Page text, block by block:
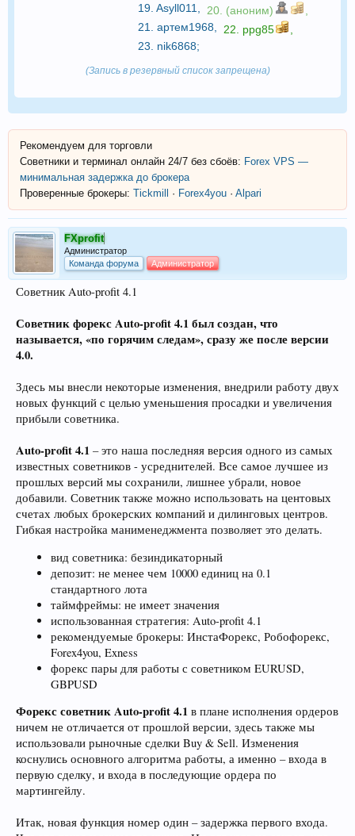
19. Asyll011 20. (аноним)
21. артем1968 22. ppg85
23. nik6868;
(Запись в резервный список запрещена)
Рекомендуем для торговли
Советники и терминал онлайн 24/7 без сбоёв: Forex VPS —
минимальная задержка до брокера
Проверенные брокеры: Tickmill · Forex4you · Alpari
FXprofit
Администратор
Команда форума
Администратор
Советник Auto-profit 4.1
Советник форекс Auto-profit 4.1 был создан, что
называется, «по горячим следам», сразу же после версии
4.0.
Здесь мы внесли некоторые изменения, внедрили работу двух
новых функций с целью уменьшения просадки и увеличения
прибыли советника.
Auto-profit 4.1 – это наша последняя версия одного из самых
известных советников - усреднителей. Все самое лучшее из
прошлых версий мы сохранили, лишнее убрали, новое
добавили. Советник также можно использовать на центовых
счетах любых брокерских компаний и дилинговых центров.
Гибкая настройка манименеджмента позволяет это делать.
вид советника: безиндикаторный
депозит: не менее чем 10000 единиц на 0.1
стандартного лота
таймфреймы: не имеет значения
использованная стратегия: Auto-profit 4.1
рекомендуемые брокеры: ИнстаФорекс, Робофорекс,
Forex4you, Exness
форекс пары для работы с советником EURUSD,
GBPUSD
Форекс советник Auto-profit 4.1 в плане исполнения ордеров
ничем не отличается от прошлой версии, здесь также мы
использовали рыночные сделки Buy & Sell. Изменения
коснулись основного алгоритма работы, а именно – входа в
первую сделку, и входа в последующие ордера по
мартингейлу.
Итак, новая функция номер один – задержка первого входа.